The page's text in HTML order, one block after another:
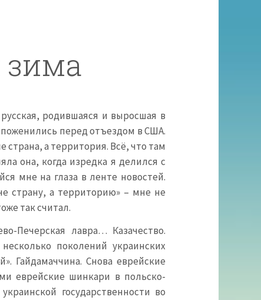
зима
родившаяся и выросшая в
перед отъездом в США.
страна, а территория. Всё, что там
она, когда изредка я делился с
мне на глаза в ленте новостей.
страну, а территорию» – мне не
так считал.
Печерская лавра… Казачество.
поколений украинских
Гайдамаччина. Снова еврейские
еврейские шинкари в польско-
государственности во